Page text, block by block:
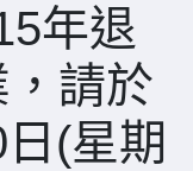
年退
請於
(星期